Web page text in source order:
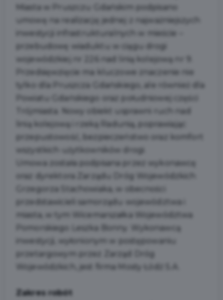
Miasta w Pruszczu Gdańskim podpisano
umowę na realizację jednej z najważniejszych
inwestycji infrastrukturalnych w mieście –
przebudowę wiaduktu w ciągu drogi
wojewódzkiej nr 226 nad linią kolejową nr 9.
Przedsięwzięcie ma kluczowe znaczenie nie
tylko dla Pruszcza Gdańskiego, ale również dla
Powiatu Gdańskiego oraz południowej części
Trójmiasta. Nowy obiekt usprawni ruch nad
linią kolejową i rzeką Radunią, poprawiając
przepustowość, bezpieczeństwo oraz komfort
wszystkich użytkowników drogi.
Umowa została podpisana przez wykonawcę
oraz dyrektora Zarządu Dróg Wojewódzkich
Grzegorza Stachowiaka, w obecności
przedstawicieli samorządu województwa i
miasta, w tym Wicemarszałka Województwa
Pomorskiego Leszka Bonny. Wykonawcą
inwestycji, wyłonionym w postępowaniu
przetargowym przez Zarząd Dróg
Wojewódzkich, jest firma Mosty Łódź S.A.
Zakres robót